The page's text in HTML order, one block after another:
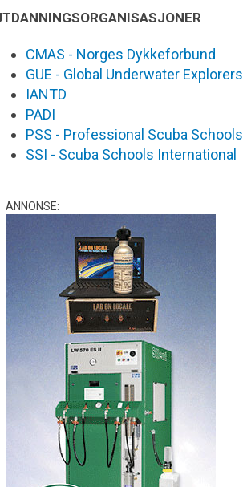
CMAS - Norges Dykkeforbund
GUE - Global Underwater Explorers
IANTD
PADI
PSS - Professional Scuba Schools
SSI - Scuba Schools International
ANNONSE: